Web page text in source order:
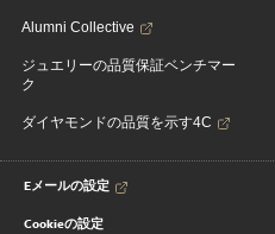
Alumni Collective
ジュエリーの品質保証ベンチマー
ク
ダイヤモンドの品質を示す4C
Eメールの設定
Cookieの設定